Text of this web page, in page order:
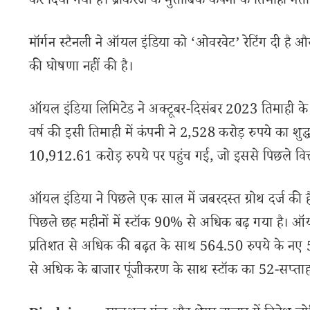
मॉर्गन स्टैनली ने ऑयल इंडिया को ‘ओवरवेट’ रेटिंग दी
की घोषणा नहीं की है।
ऑयल इंडिया लिमिटेड ने अक्टूबर-दिसंबर 2023 तिमाही के
वर्ष की इसी तिमाही में कंपनी ने 2,528 करोड़ रुपये का
10,912.61 करोड़ रुपये पर पहुंच गई, जो इससे पिछले
ऑयल इंडिया ने पिछले एक साल में जबरदस्त ग्रोथ दर्ज की
पिछले छह महीनों में स्टॉक 90% से अधिक बढ़ गया है।
प्रतिशत से अधिक की बढ़त के साथ 564.50 रुपये के नए
से अधिक के बाजार पूंजीकरण के साथ स्टॉक का 52-